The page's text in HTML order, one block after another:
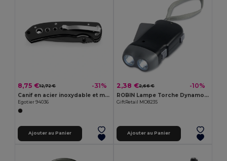
8,75 €12,72 € -31%
Canif en acier inoxydable et métal
Egotier 94036
Ajouter au Panier
2,38 €2,66 € -10%
ROBIN Lampe Torche Dynamo LED Compacte et Pratique
GiftRetail MO8235
Ajouter au Panier